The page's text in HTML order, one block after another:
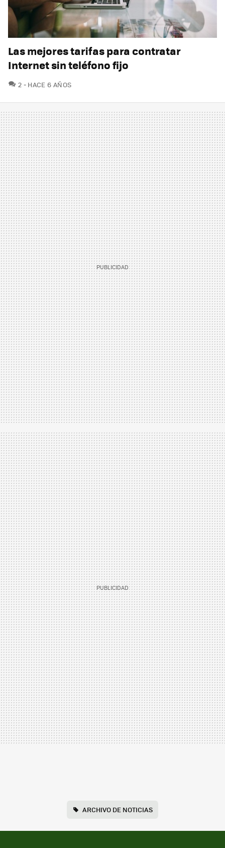
Las mejores tarifas para contratar
Internet sin teléfono fijo
2 COMENTARIOS
HACE 6 AÑOS
ARCHIVO DE NOTICIAS